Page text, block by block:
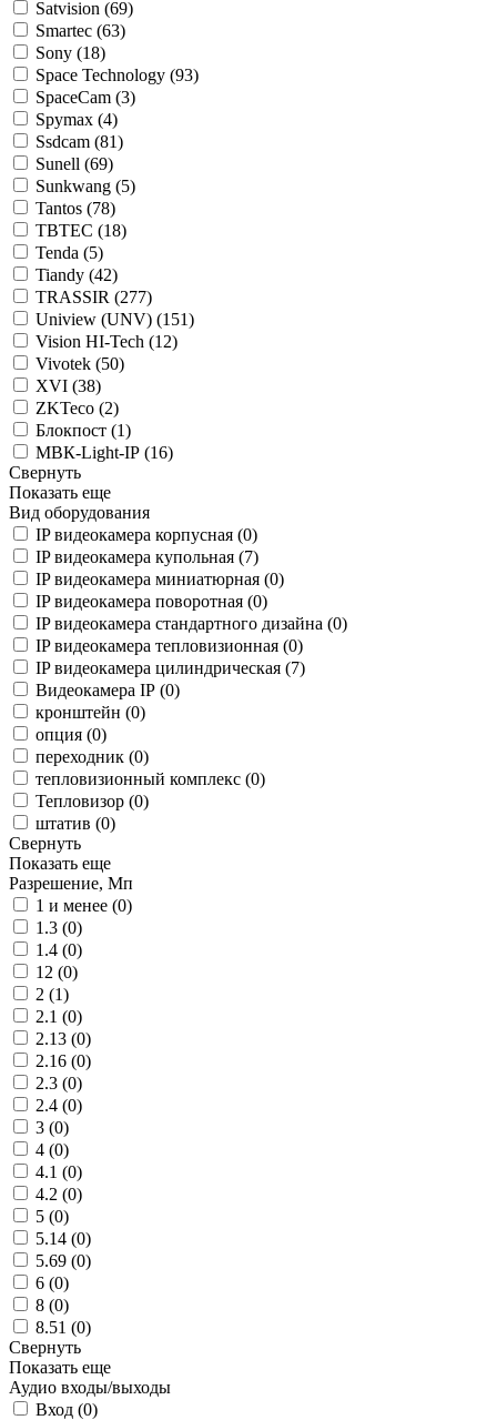
Satvision (69)
Smartec (63)
Sony (18)
Space Technology (93)
SpaceCam (3)
Spymax (4)
Ssdcam (81)
Sunell (69)
Sunkwang (5)
Tantos (78)
TBTEC (18)
Tenda (5)
Tiandy (42)
TRASSIR (277)
Uniview (UNV) (151)
Vision HI-Tech (12)
Vivotek (50)
XVI (38)
ZKTeco (2)
Блокпост (1)
МВК-Light-IP (16)
Свернуть
Показать еще
Вид оборудования
IP видеокамера корпусная (0)
IP видеокамера купольная (7)
IP видеокамера миниатюрная (0)
IP видеокамера поворотная (0)
IP видеокамера стандартного дизайна (0)
IP видеокамера тепловизионная (0)
IP видеокамера цилиндрическая (7)
Видеокамера IP (0)
кронштейн (0)
опция (0)
переходник (0)
тепловизионный комплекс (0)
Тепловизор (0)
штатив (0)
Свернуть
Показать еще
Разрешение, Мп
1 и менее (0)
1.3 (0)
1.4 (0)
12 (0)
2 (1)
2.1 (0)
2.13 (0)
2.16 (0)
2.3 (0)
2.4 (0)
3 (0)
4 (0)
4.1 (0)
4.2 (0)
5 (0)
5.14 (0)
5.69 (0)
6 (0)
8 (0)
8.51 (0)
Свернуть
Показать еще
Аудио входы/выходы
Вход (0)